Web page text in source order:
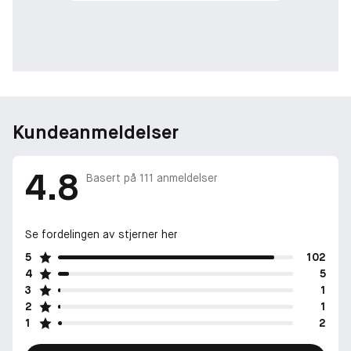
Libre Eau De Parfum Refill. Etterfylling av Eau de Parfum-flasken
bidrar til å spare 41 %* glass, 67 %* metall og 38 %* plast.
LIBRA Eau De Parfum-flasker på 30 ml, 50 ml og 90 ml med
teksten "refillable" på den utvendige emballasjen. Refill flasken
selges separate.​
*Beregninger basert på sammenligning av 1 refillbar 50 ml-
flaske + 1 refill 100 ml vs. 3 tradisjonell ikke-refillbare 50 ml-
flasker.
Kundeanmeldelser
4.8 Basert på 111 anmeldelser
Se fordelingen av stjerner her
5
102
4
5
3
1
2
1
1
2